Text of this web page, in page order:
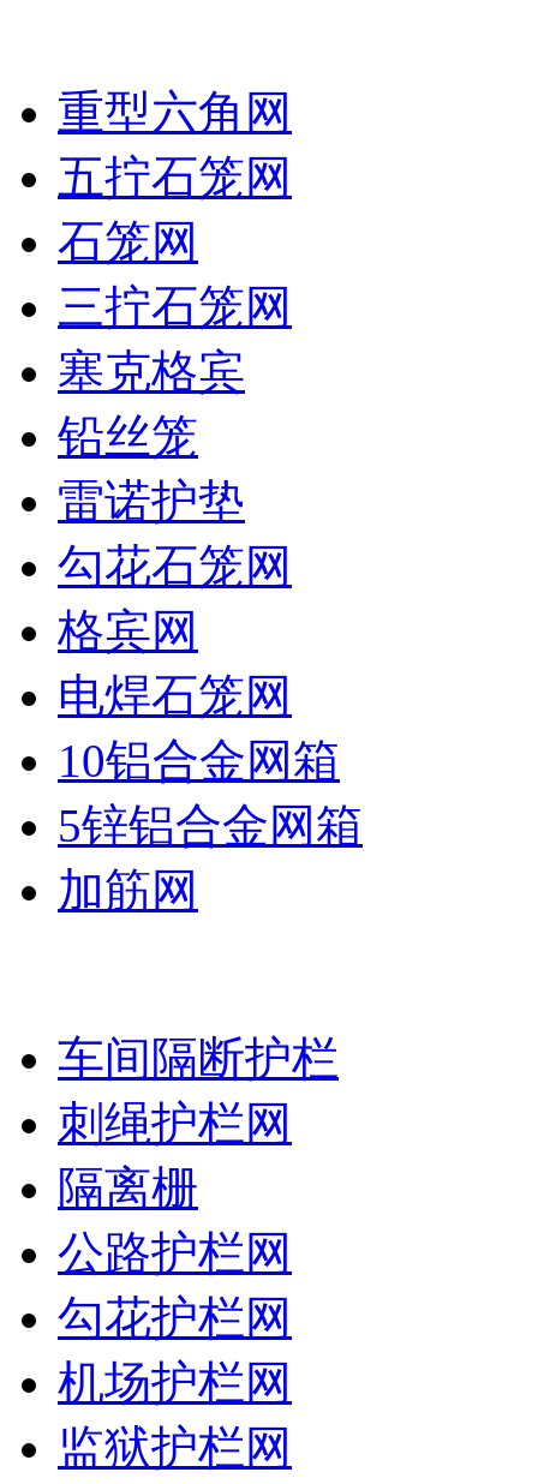
重型六角网
五拧石笼网
石笼网
三拧石笼网
塞克格宾
铅丝笼
雷诺护垫
勾花石笼网
格宾网
电焊石笼网
10铝合金网箱
5锌铝合金网箱
加筋网
车间隔断护栏
刺绳护栏网
隔离栅
公路护栏网
勾花护栏网
机场护栏网
监狱护栏网